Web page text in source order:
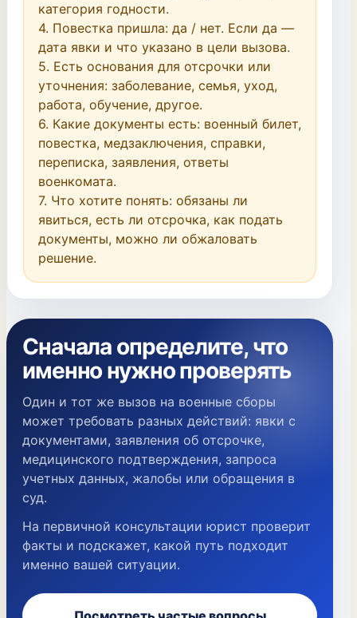
категория годности.
4. Повестка пришла: да / нет. Если да —
дата явки и что указано в цели вызова.
5. Есть основания для отсрочки или
уточнения: заболевание, семья, уход,
работа, обучение, другое.
6. Какие документы есть: военный билет,
повестка, медзаключения, справки,
переписка, заявления, ответы
военкомата.
7. Что хотите понять: обязаны ли
явиться, есть ли отсрочка, как подать
документы, можно ли обжаловать
решение.
Сначала определите, что
именно нужно проверять
Один и тот же вызов на военные сборы
может требовать разных действий: явки с
документами, заявления об отсрочке,
медицинского подтверждения, запроса
учетных данных, жалобы или обращения в
суд.
На первичной консультации юрист проверит
факты и подскажет, какой путь подходит
именно вашей ситуации.